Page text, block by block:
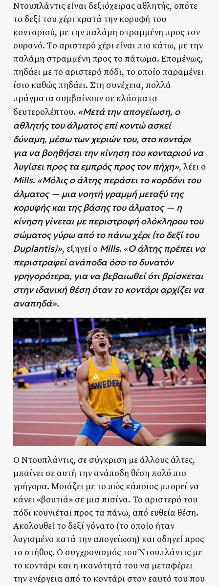
Ντουπλάντις είναι δεξιόχειρας αθλητής, οπότε
το δεξί του χέρι κρατά την κορυφή του
κονταριού, με την παλάμη στραμμένη προς τον
ουρανό. Το αριστερό χέρι είναι πιο κάτω, με την
παλάμη στραμμένη προς το πάτωμα. Επομένως,
πηδάει με το αριστερό πόδι, το οποίο παραμένει
ίσιο καθώς πηδάει. Στη συνέχεια, πολλά
πράγματα συμβαίνουν σε κλάσματα
δευτερολέπτου. «Μετά την απογείωση, ο
αθλητής του άλματος επί κοντώ ασκεί
δύναμη, μέσω των χεριών του, στο κοντάρι
για να βοηθήσει την κίνηση του κονταριού να
λυγίσει προς τα εμπρός προς τον πήχη», λέει ο
Mills. «Μόλις ο άλτης περάσει το κορδόνι του
άλματος — μια νοητή γραμμή μεταξύ της
κορυφής και της βάσης του άλματος — η
κίνηση γίνεται με περιστροφή ολόκληρου του
σώματος γύρω από το πάνω χέρι (το δεξί του
Duplantis)», εξηγεί ο Mills. «Ο άλτης πρέπει να
περιστραφεί ανάποδα όσο το δυνατόν
γρηγορότερα, για να βεβαιωθεί ότι βρίσκεται
στην ιδανική θέση όταν το κοντάρι αρχίζει να
αναπηδά».
Ο Ντουπλάντις, σε σύγκριση με άλλους άλτες,
μπαίνει σε αυτή την ανάποδη θέση πολύ πιο
γρήγορα. Μοιάζει με το πώς κάποιος μπορεί να
κάνει «βουτιά» σε μια πισίνα. Το αριστερό του
πόδι κουνιέται προς τα πάνω, από ευθεία θέση.
Ακολουθεί το δεξί γόνατο (το οποίο ήταν
λυγισμένο κατά την απογείωση) και οδηγεί προς
το στήθος. Ο συγχρονισμός του Ντουπλάντις με
το κοντάρι και η ικανότητά του να μεταφέρει
την ενέργεια από το κοντάρι στον εαυτό του που